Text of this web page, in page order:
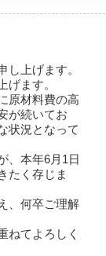
上げます。
ます。
原材料費の高
が続いてお
状況となって
、本年6月1日
たく存じま
、何卒ご理解
ねてよろしく